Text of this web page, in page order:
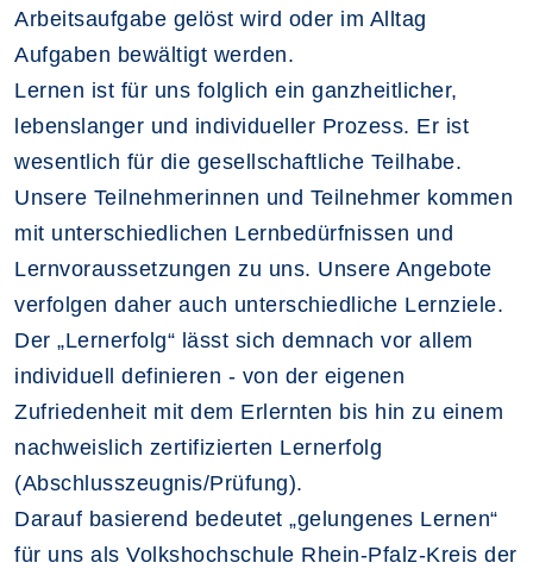
Arbeitsaufgabe gelöst wird oder im Alltag
Aufgaben bewältigt werden.
Lernen ist für uns folglich ein ganzheitlicher,
lebenslanger und individueller Prozess. Er ist
wesentlich für die gesellschaftliche Teilhabe.
Unsere Teilnehmerinnen und Teilnehmer kommen
mit unterschiedlichen Lernbedürfnissen und
Lernvoraussetzungen zu uns. Unsere Angebote
verfolgen daher auch unterschiedliche Lernziele.
Der „Lernerfolg“ lässt sich demnach vor allem
individuell definieren - von der eigenen
Zufriedenheit mit dem Erlernten bis hin zu einem
nachweislich zertifizierten Lernerfolg
(Abschlusszeugnis/Prüfung).
Darauf basierend bedeutet „gelungenes Lernen“
für uns als Volkshochschule Rhein-Pfalz-Kreis der